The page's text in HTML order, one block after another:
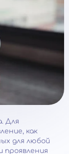
Для
как
для любой
проявления